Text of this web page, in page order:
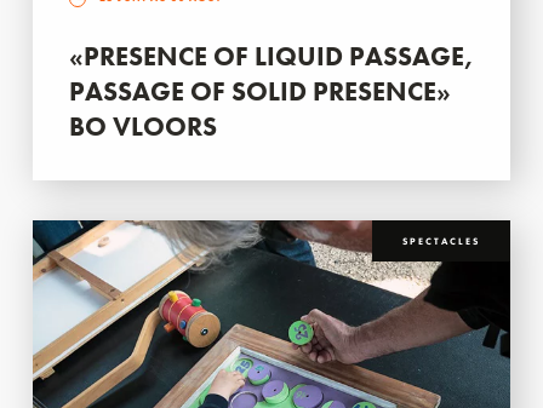
«PRESENCE OF LIQUID PASSAGE,
PASSAGE OF SOLID PRESENCE»
BO VLOORS
SPECTACLES